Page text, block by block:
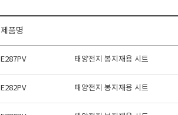
제품명
E287PV 태양전지 봉지재용 시트
E282PV 태양전지 봉지재용 시트